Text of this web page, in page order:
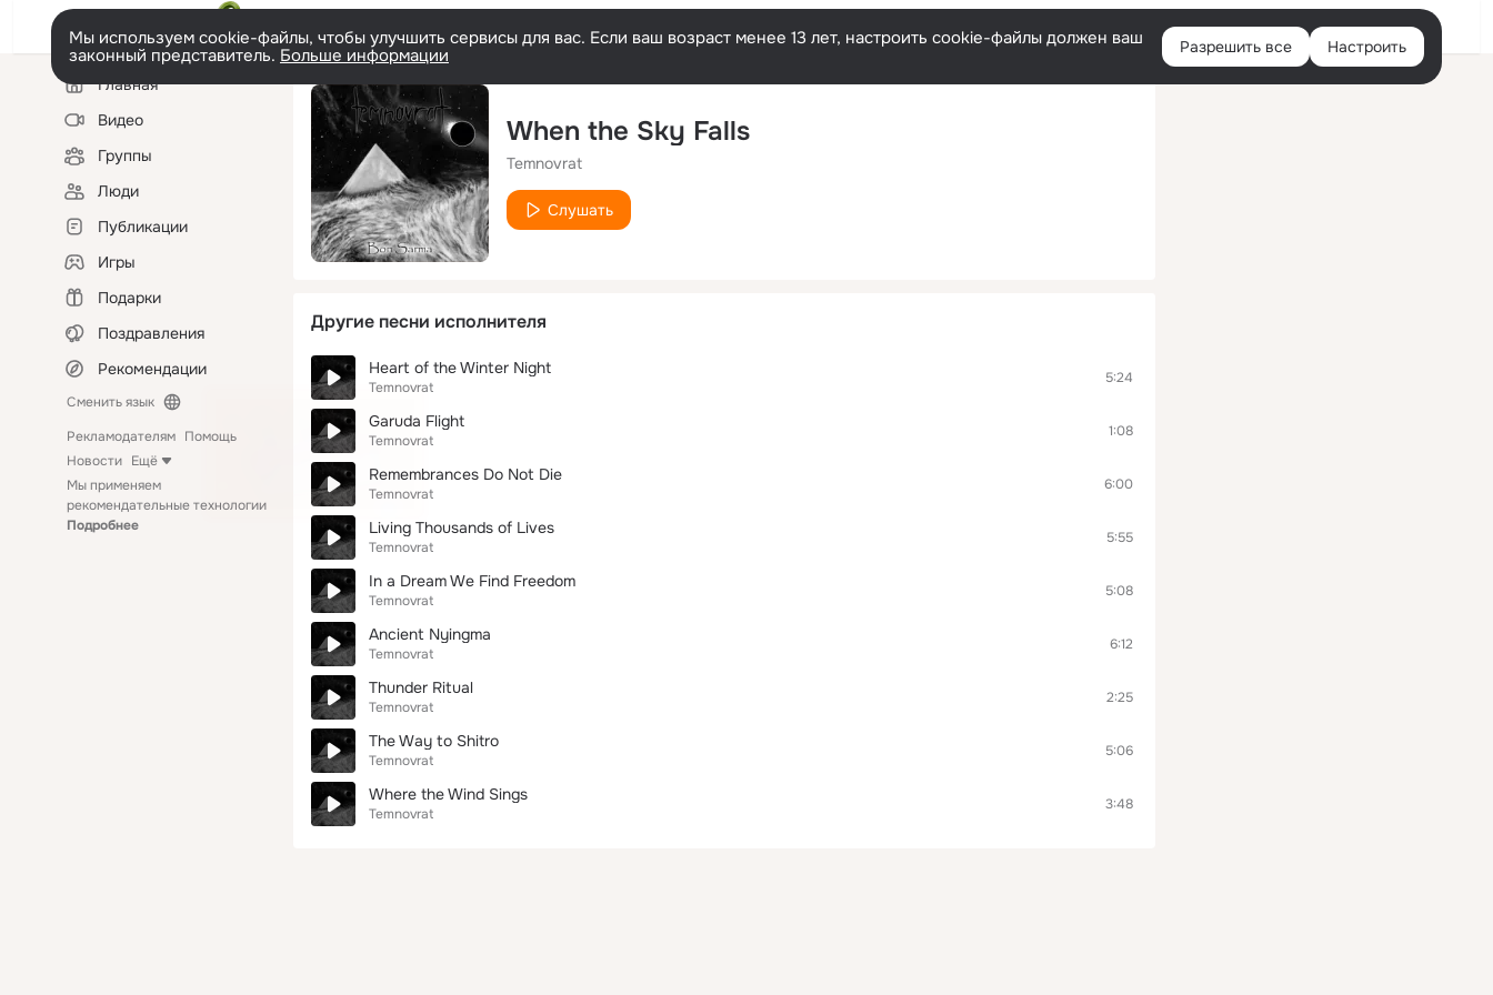
Войти
Мы используем cookie-файлы, чтобы улучшить сервисы для вас. Если ваш возраст менее 13 лет, настроить cookie-файлы должен ваш
законный представитель. Больше информации Разрешить все Настроить
Левая
колонкаГлавная
Видео
Группы
Люди
Публикации
Игры
Подарки
Поздравления
Рекомендации
Сменить язык
Рекламодателям Помощь
Новости Ещё
Мы применяем
рекомендательные технологии
Подробнее
When the Sky Falls
Temnovrat
Слушать
Другие песни исполнителя
Heart of the Winter Night
Temnovrat
5:24
Garuda Flight
Temnovrat
1:08
Remembrances Do Not Die
Temnovrat
6:00
Living Thousands of Lives
Temnovrat
5:55
In a Dream We Find Freedom
Temnovrat
5:08
Ancient Nyingma
Temnovrat
6:12
Thunder Ritual
Temnovrat
2:25
The Way to Shitro
Temnovrat
5:06
Where the Wind Sings
Temnovrat
3:48